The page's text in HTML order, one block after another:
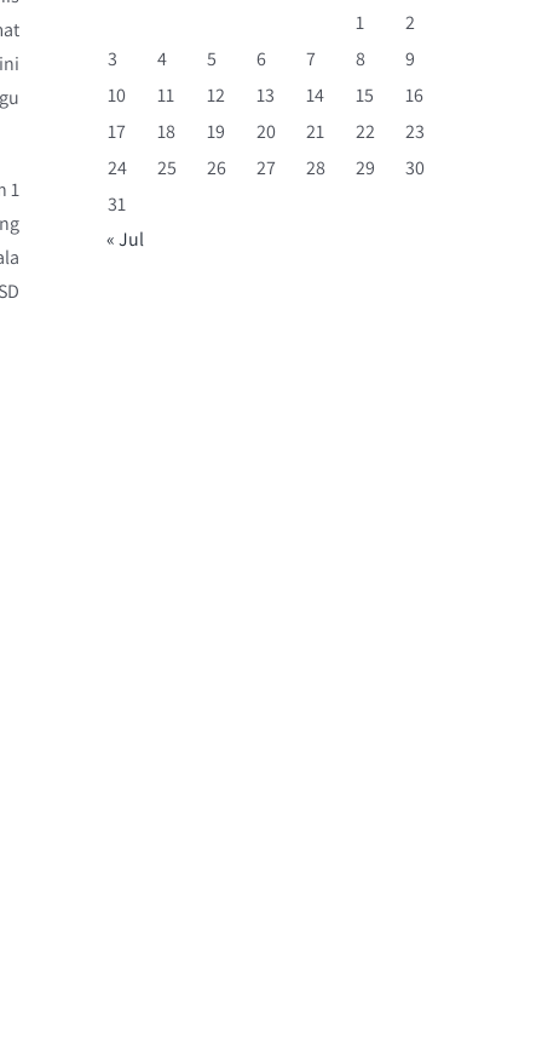
1
1
2
3
4 5 6 7 8
9
10
11 12 13 14 15
16
17
18 19 20 21 22
23
24
25 26 27 28 29
30
31
« Jul